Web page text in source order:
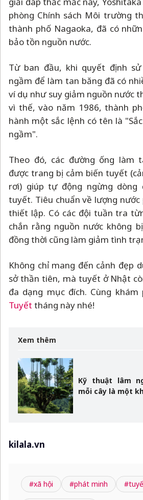
phòng Chính sách Môi trường
thành phố Nagaoka, đã có
bảo tồn nguồn nước.
Từ ban đầu, khi quyết định
ngầm để làm tan băng đã có
ví dụ như suy giảm nguồn nước
vì thế, vào năm 1986, thành
hành một sắc lệnh có tên là
ngầm".
Theo đó, các đường ống làm
được trang bị cảm biến tuyết
rơi) giúp tự động ngừng dòng
tuyết. Tiêu chuẩn về lượng
thiết lập. Có các đội tuần tra
chắn rằng nguồn nước không
đồng thời cũng làm giảm tình
Không chỉ mang đến cảnh đẹp
sở thần tiên, mà tuyết ở Nhật
đa dạng mục đích. Cùng khám
Tuyết tháng này nhé!
Xem thêm
Kỹ thuật lâm
mỗi cây là một
kilala.vn
#xã hội #phát minh